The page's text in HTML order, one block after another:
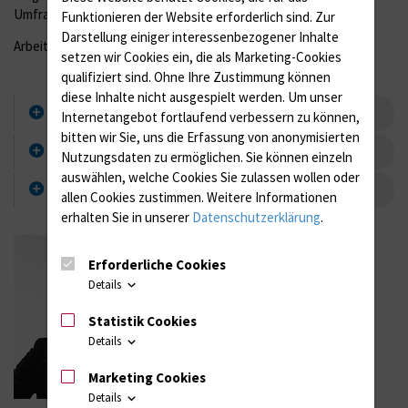
Umfragen
Arbeitsgruppe: Soziale Kognition
Lebenslauf
Publikationen
Mitgliedschaften
Funktionieren der Website erforderlich sind. Zur
Darstellung einiger interessenbezogener Inhalte
setzen wir Cookies ein, die als Marketing-Cookies
qualifiziert sind. Ohne Ihre Zustimmung können
diese Inhalte nicht ausgespielt werden. Um unser
Internetangebot fortlaufend verbessern zu können,
bitten wir Sie, uns die Erfassung von anonymisierten
Nutzungsdaten zu ermöglichen. Sie können einzeln
auswählen, welche Cookies Sie zulassen wollen oder
allen Cookies zustimmen. Weitere Informationen
erhalten Sie in unserer Datenschutzerklärung.
Erforderliche Cookies
Details
Statistik Cookies
Details
Marketing Cookies
Details